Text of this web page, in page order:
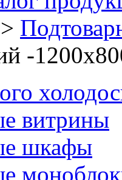
>
-
витрины
шкафы